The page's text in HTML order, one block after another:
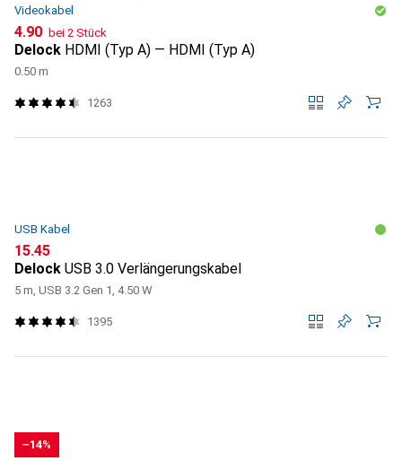
Videokabel
CHF
4.90 bei 2 Stück
Delock HDMI (Typ A) — HDMI (Typ A)
0.50 m
1263
USB Kabel
CHF
15.45
Delock USB 3.0 Verlängerungskabel
5 m, USB 3.2 Gen 1, 4.50 W
1395
−14%